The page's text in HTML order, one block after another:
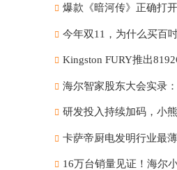
爆款《暗河传》正确打
今年双11，为什么买百
Kingston FURY推出8192GB容
海尔智家股东大会实录
研发投入持续加码，小
卡萨帝厨电发明行业最
16万台销量见证！海尔